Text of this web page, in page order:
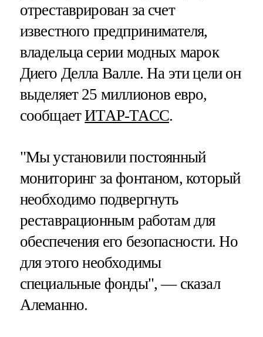
отреставрирован за счет
известного предпринимателя,
владельца серии модных марок
Диего Делла Валле. На эти цели он
выделяет 25 миллионов евро,
сообщаетИТАР-ТАСС.
"Мы установили постоянный
мониторинг за фонтаном, который
необходимо подвергнуть
реставрационным работам для
обеспечения его безопасности. Но
для этого необходимы
специальные фонды", — сказал
Алеманно.